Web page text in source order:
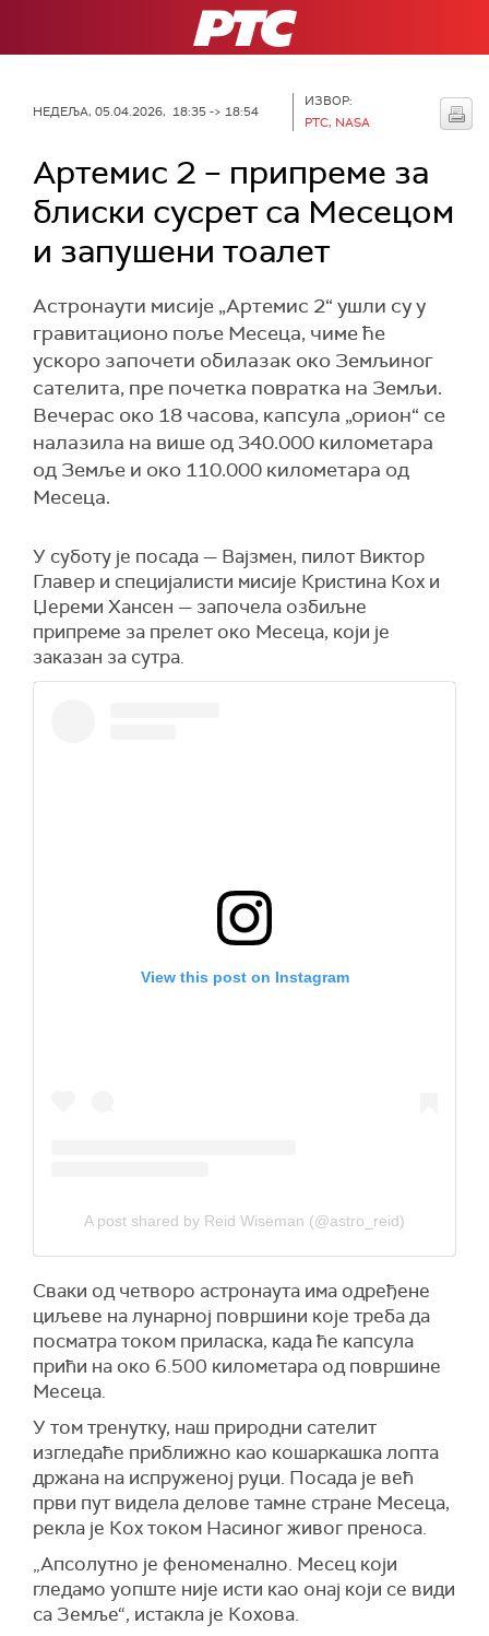
РТС
НЕДЕЉА, 05.04.2026, 18:35 -> 18:54
ИЗВОР:
РТС, NASA
Артемис 2 – припреме за
блиски сусрет са Месецом
и запушени тоалет
Астронаути мисије „Артемис 2“ ушли су у
гравитационо поље Месеца, чиме ће
ускоро започети обилазак око Земљиног
сателита, пре почетка повратка на Земљи.
Вечерас око 18 часова, капсула „орион“ се
налазила на више од 340.000 километара
од Земље и око 110.000 километара од
Месеца.
У суботу је посада — Вајзмен, пилот Виктор
Главер и специјалисти мисије Кристина Кох и
Џереми Хансен — започела озбиљне
припреме за прелет око Месеца, који је
заказан за сутра.
View this post on Instagram
A post shared by Reid Wiseman (@astro_reid)
Сваки од четворо астронаута има одређене
циљеве на лунарној површини које треба да
посматра током приласка, када ће капсула
прићи на око 6.500 километара од површине
Месеца.
У том тренутку, наш природни сателит
изгледаће приближно као кошаркашка лопта
држана на испруженој руци. Посада је већ
први пут видела делове тамне стране Месеца,
рекла је Кох током Насиног живог преноса.
„Апсолутно је феноменално. Месец који
гледамо уопште није исти као онај који се види
са Земље“, истакла је Кохова.